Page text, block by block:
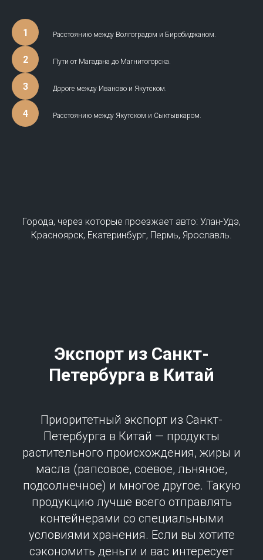
Расстоянию между Волгоградом и Биробиджаном.
Пути от Магадана до Магнитогорска.
Дороге между Иваново и Якутском.
Расстоянию между Якутском и Сыктывкаром.
Города, через которые проезжает авто: Улан-Удэ,
Красноярск, Екатеринбург, Пермь, Ярославль.
Экспорт из Санкт-
Петербурга в Китай
Приоритетный экспорт из Санкт-
Петербурга в Китай — продукты
растительного происхождения, жиры и
масла (рапсовое, соевое, льняное,
подсолнечное) и многое другое. Такую
продукцию лучше всего отправлять
контейнерами со специальными
условиями хранения. Если вы хотите
сэкономить деньги и вас интересует